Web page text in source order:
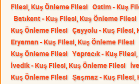
Filesi, Kuş Önleme Filesi Ostim - Kuş
Batıkent - Kuş Filesi, Kuş Önleme Filesi
Kuş Önleme Filesi Çayyolu - Kuş Filesi,
Eryaman - Kuş Filesi, Kuş Önleme Filesi
Kuş Önleme Filesi Yapracık - Kuş
İvedik - Kuş Filesi, Kuş Önleme Filesi
Kuş Önleme Filesi Şaşmaz - Kuş Filesi,